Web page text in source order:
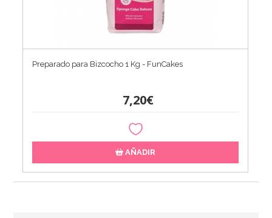
Preparado para Bizcocho 1 Kg - FunCakes
7,20€
AÑADIR